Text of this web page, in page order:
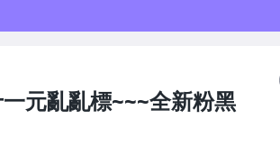
元亂亂標~~~全新粉黑